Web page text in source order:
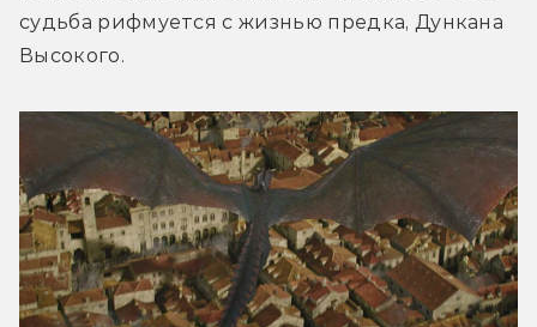
судьба рифмуется с жизнью предка, Дункана
Высокого.